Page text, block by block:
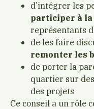
d’intégrer les
participer à la
représentants
de les faire
remonter les
de porter la
quartier sur
des projets
Ce conseil a un rôle